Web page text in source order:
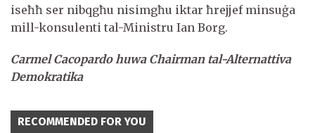
iseħħ ser nibqgħu nisimgħu iktar ħrejjef minsuġa
mill-konsulenti tal-Ministru Ian Borg.
Carmel Cacopardo huwa Chairman tal-Alternattiva
Demokratika
RECOMMENDED FOR YOU